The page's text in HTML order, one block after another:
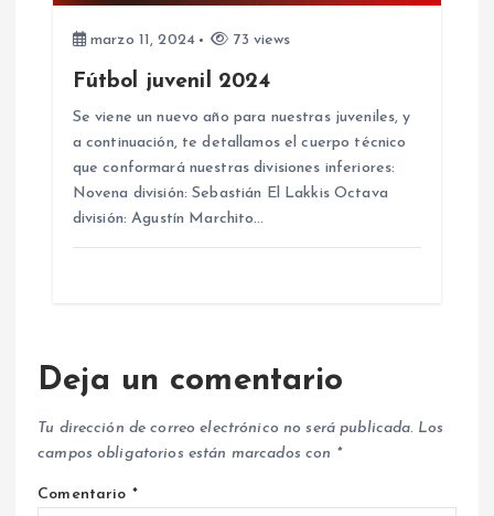
marzo 11, 2024 73 views
Fútbol juvenil 2024
Se viene un nuevo año para nuestras juveniles, y
a continuación, te detallamos el cuerpo técnico
que conformará nuestras divisiones inferiores:
Novena división: Sebastián El Lakkis Octava
división: Agustín Marchito…
Deja un comentario
Tu dirección de correo electrónico no será publicada. Los
campos obligatorios están marcados con *
Comentario *